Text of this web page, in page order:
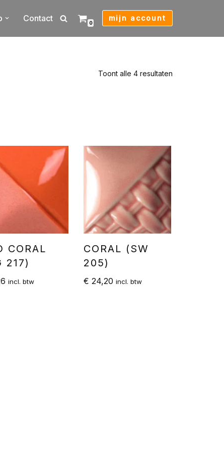
Contact 0
mijn account
Toont alle 4 resultaten
CORAL
217)
incl. btw
CORAL (SW
205)
€ 24,20 incl. btw